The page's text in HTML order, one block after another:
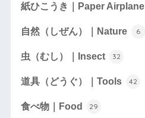
紙ひこうき｜Paper Airplane
自然（しぜん）｜Nature 6
虫（むし）｜Insect 32
道具（どうぐ）｜Tools 42
食べ物｜Food 29